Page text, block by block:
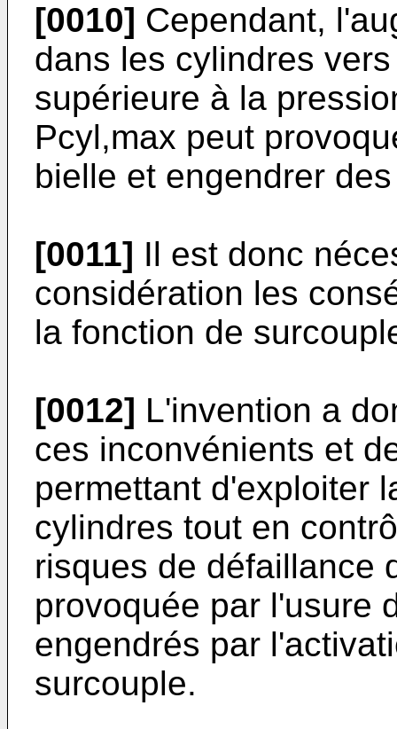
[0010] Cependant,
dans les cylindres
supérieure à la
Pcyl,max peut
bielle et engendrer
[0011] Il est donc
considération les
la fonction de
[0012] L'invention a
ces inconvénients et
permettant d'exploiter
cylindres tout en
risques de défaillance
provoquée par l'usure
engendrés par
surcouple.